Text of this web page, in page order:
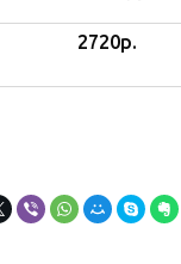
2720р.